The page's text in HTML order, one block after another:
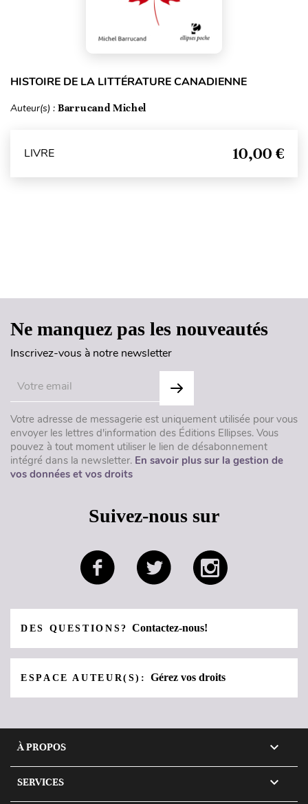
HISTOIRE DE LA LITTÉRATURE CANADIENNE
Auteur(s) : Barrucand Michel
LIVRE 10,00 €
Ne manquez pas les nouveautés
Inscrivez-vous à notre newsletter
Votre adresse de messagerie est uniquement utilisée pour vous
envoyer les lettres d'information des Éditions Ellipses. Vous
pouvez à tout moment utiliser le lien de désabonnement
intégré dans la newsletter. En savoir plus sur la gestion de
vos données et vos droits
Suivez-nous sur
DES QUESTIONS?Contactez-nous!
ESPACE AUTEUR(S):Gérez vos droits
À PROPOS 
SERVICES 